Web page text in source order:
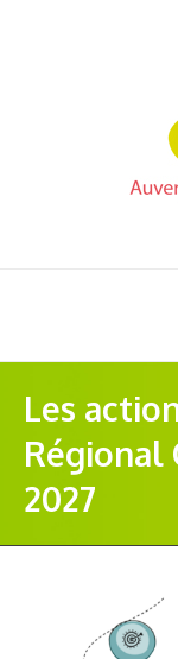
Les
Régional
2027